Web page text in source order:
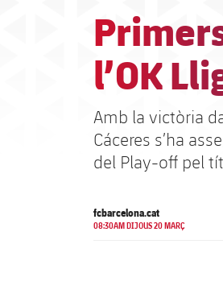
l’OK
Amb la victòria
Cáceres s’ha
del Play-off pel
fcbarcelona.cat
08:30AM DIJOUS 20 MARÇ